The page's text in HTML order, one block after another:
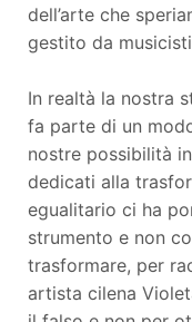
dell’arte che
gestito da
In realtà la nostra
fa parte di un
nostre possibilità
dedicati alla
egualitario ci ha
strumento e non
trasformare, per
artista cilena